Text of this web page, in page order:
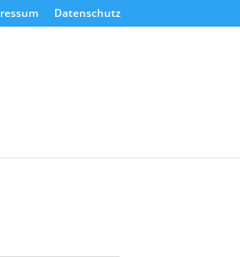
Datenschutz